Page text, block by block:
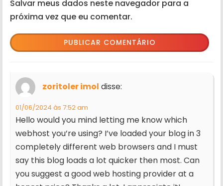
Salvar meus dados neste navegador para a
próxima vez que eu comentar.
zoritoler imol disse:
01/06/2024 às 7:52 am
Hello would you mind letting me know which
webhost you’re using? I’ve loaded your blog in 3
completely different web browsers and I must
say this blog loads a lot quicker then most. Can
you suggest a good web hosting provider at a